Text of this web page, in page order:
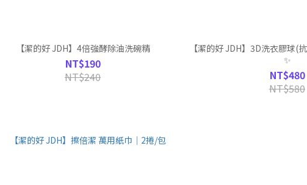
【潔的好 JDH】4倍強酵除油洗碗精
NT$190
NT$240
【潔的好 JDH】3D洗衣膠球(
✨
NT$480
NT$580